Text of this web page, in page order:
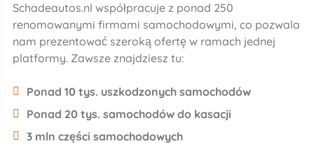
Schadeautos.nl współpracuje z ponad 250
renomowanymi firmami samochodowymi, co pozwala
nam prezentować szeroką ofertę w ramach jednej
platformy. Zawsze znajdziesz tu:
Ponad 10 tys. uszkodzonych samochodów
Ponad 20 tys. samochodów do kasacji
3 mln części samochodowych